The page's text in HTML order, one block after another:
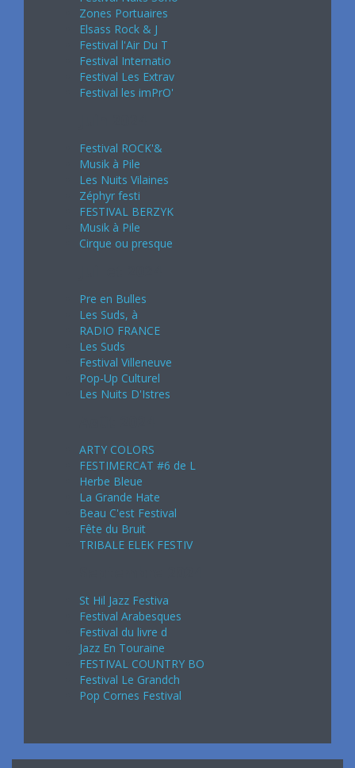
Zones Portuaires
Elsass Rock & J
Festival l'Air Du T
Festival Internatio
Festival Les Extrav
Festival les imPrO'
Festival ROCK'&
Musik à Pile
Les Nuits Vilaines
Zéphyr festi
FESTIVAL BERZYK
Musik à Pile
Cirque ou presque
Pre en Bulles
Les Suds, à
RADIO FRANCE
Les Suds
Festival Villeneuve
Pop-Up Culturel
Les Nuits D'Istres
ARTY COLORS
FESTIMERCAT #6 de L
Herbe Bleue
La Grande Hate
Beau C'est Festival
Fête du Bruit
TRIBALE ELEK FESTIV
St Hil Jazz Festiva
Festival Arabesques
Festival du livre d
Jazz En Touraine
FESTIVAL COUNTRY BO
Festival Le Grandch
Pop Cornes Festival